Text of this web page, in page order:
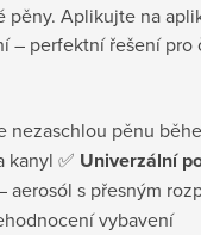
pěny. Aplikujte na
– perfektní řešení pro
kanyl ✅ Univerzální
aerosól s přesným
vybavení